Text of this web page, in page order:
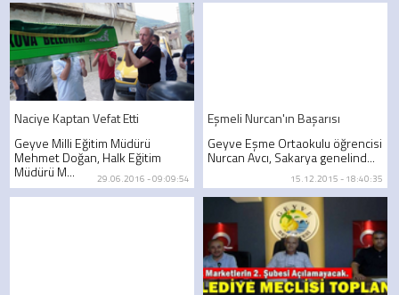
Naciye Kaptan Vefat Etti
Geyve Milli Eğitim Müdürü
Mehmet Doğan, Halk Eğitim
Müdürü M... 29.06.2016 - 09:09:54
Eşmeli Nurcan'ın Başarısı
Geyve Eşme Ortaokulu öğrencisi
Nurcan Avcı, Sakarya genelind...
15.12.2015 - 18:40:35